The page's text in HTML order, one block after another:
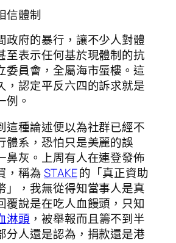
信體制
政府的暴行，讓不少人對體
至表示任何基於現體制的抗
委員會，全屬海市蜃樓。這
，認定平反六四的訴求就是
例。
這種論述便以為社群已經不
體系，恐怕只是美麗的誤
鼻灰。上周有人在連登發佈
，稱為STAKE的「真正資助
」，我無從得知當事人是真
覆說是在吃人血饅頭，只知
淋頭 ，被舉報而且籌不到半
分人還是認為，捐款還是港